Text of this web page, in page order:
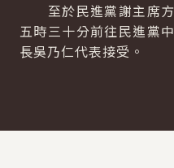
至於民進黨謝主席方
五時三十分前往民進黨
長吳乃仁代表接受。